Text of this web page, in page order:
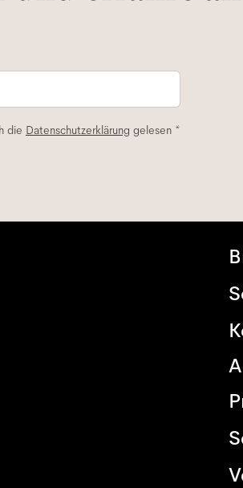
die Datenschutzerklärung gelesen *